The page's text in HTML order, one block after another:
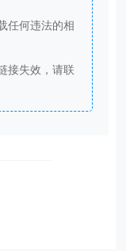
任何违法的相
接失效，请联